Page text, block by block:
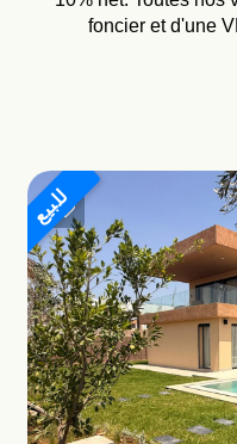
foncier et d'une
للبيع